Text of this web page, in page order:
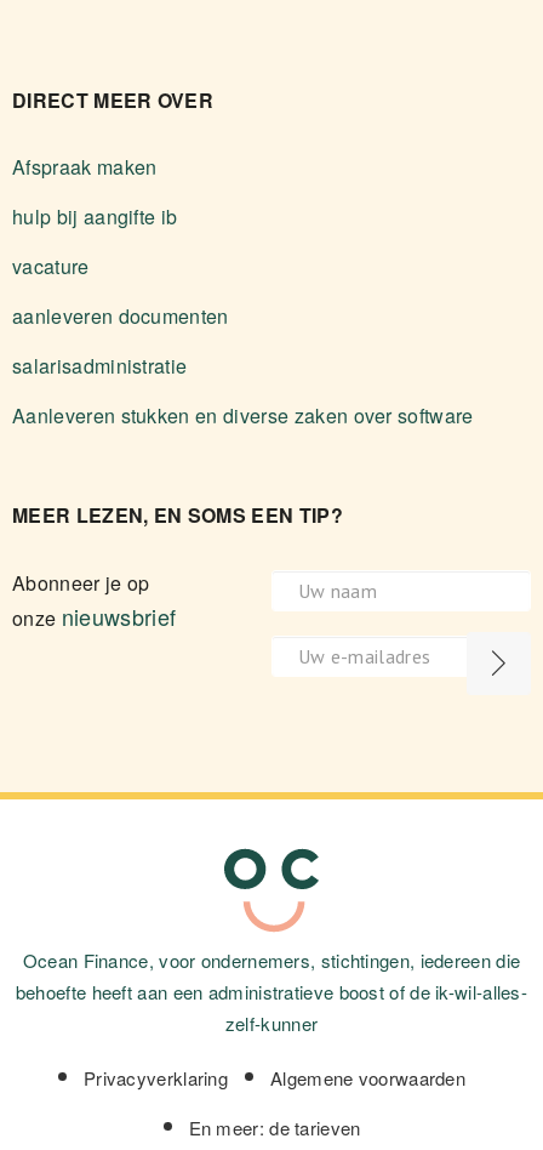
DIRECT MEER OVER
Afspraak maken
hulp bij aangifte ib
vacature
aanleveren documenten
salarisadministratie
Aanleveren stukken en diverse zaken over software
MEER LEZEN, EN SOMS EEN TIP?
Abonneer je op
onze nieuwsbrief
Ocean Finance, voor ondernemers, stichtingen, iedereen die
behoefte heeft aan een administratieve boost of de ik-wil-alles-
zelf-kunner
Privacyverklaring
Algemene voorwaarden
En meer: de tarieven